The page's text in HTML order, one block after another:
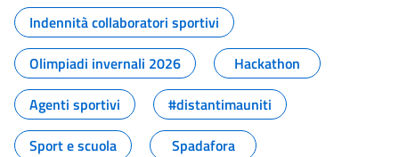
Indennità collaboratori sportivi
Olimpiadi invernali 2026
Hackathon
Agenti sportivi
#distantimauniti
Sport e scuola
Spadafora